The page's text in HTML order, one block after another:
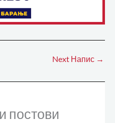
Next Напис →
постови